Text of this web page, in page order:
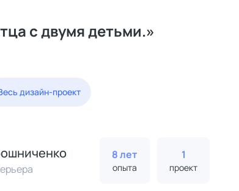
с двумя детьми.»
дизайн-проект
8 лет
опыта
1
проект